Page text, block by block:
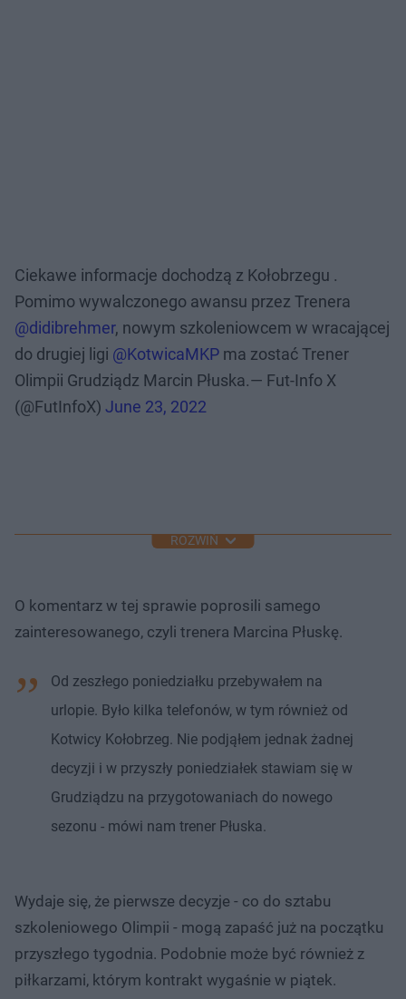
Ciekawe informacje dochodzą z Kołobrzegu .
Pomimo wywalczonego awansu przez Trenera
@didibrehmer, nowym szkoleniowcem w wracającej
do drugiej ligi @KotwicaMKP ma zostać Trener
Olimpii Grudziądz Marcin Płuska.— Fut-Info X
(@FutInfoX) June 23, 2022
ROZWIŃ
O komentarz w tej sprawie poprosili samego
zainteresowanego, czyli trenera Marcina Płuskę.
Od zeszłego poniedziałku przebywałem na
urlopie. Było kilka telefonów, w tym również od
Kotwicy Kołobrzeg. Nie podjąłem jednak żadnej
decyzji i w przyszły poniedziałek stawiam się w
Grudziądzu na przygotowaniach do nowego
sezonu - mówi nam trener Płuska.
Wydaje się, że pierwsze decyzje - co do sztabu
szkoleniowego Olimpii - mogą zapaść już na początku
przyszłego tygodnia. Podobnie może być również z
piłkarzami, którym kontrakt wygaśnie w piątek.